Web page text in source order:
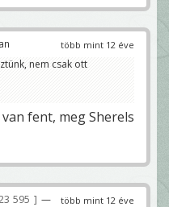
több mint 12 éve
nem csak ott
fent, meg Sherels
több mint 12 éve
595
—